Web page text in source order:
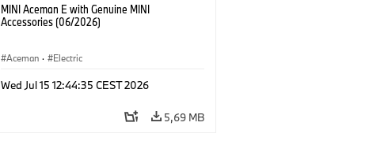
MINI Aceman E with Genuine MINI
Accessories (06/2026)
Aceman · Electric
Wed Jul 15 12:44:35 CEST 2026
5,69 MB